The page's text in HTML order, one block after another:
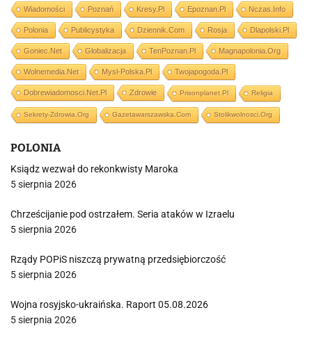
Wiadomości Poznań Kresy.pl Epoznan.pl Nczas.info
Polonia Publicystyka Dziennik.com Rosja Dlapolski.pl
Goniec.net Globalizacja TenPoznan.pl Magnapolonia.org
Wolnemedia.net Mysl-Polska.pl Twojapogoda.pl
Dobrewiadomosci.net.pl Zdrowie Prisonplanet.pl Religia
Sekrety-Zdrowia.org Gazetawarszawska.com Stolikwolnosci.org
POLONIA
Ksiądz wezwał do rekonkwisty Maroka
5 sierpnia 2026
Chrześcijanie pod ostrzałem. Seria ataków w Izraelu
5 sierpnia 2026
Rządy POPiS niszczą prywatną przedsiębiorczość
5 sierpnia 2026
Wojna rosyjsko-ukraińska. Raport 05.08.2026
5 sierpnia 2026